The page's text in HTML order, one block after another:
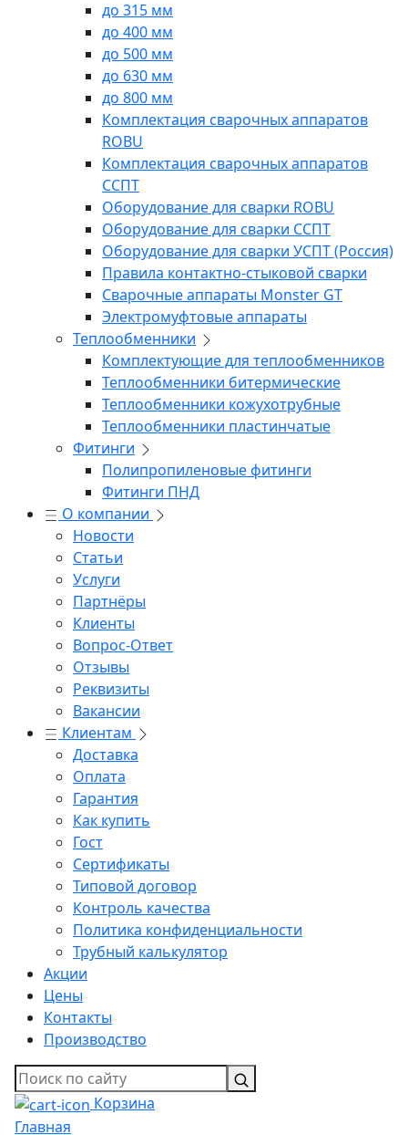
до 315 мм
до 400 мм
до 500 мм
до 630 мм
до 800 мм
Комплектация сварочных аппаратов
ROBU
Комплектация сварочных аппаратов
ССПТ
Оборудование для сварки ROBU
Оборудование для сварки ССПТ
Оборудование для сварки УСПТ (Россия)
Правила контактно-стыковой сварки
Сварочные аппараты Monster GT
Электромуфтовые аппараты
Теплообменники
Комплектующие для теплообменников
Теплообменники битермические
Теплообменники кожухотрубные
Теплообменники пластинчатые
Фитинги
Полипропиленовые фитинги
Фитинги ПНД
О компании
Новости
Статьи
Услуги
Партнёры
Клиенты
Вопрос-Ответ
Отзывы
Реквизиты
Вакансии
Клиентам
Доставка
Оплата
Гарантия
Как купить
Гост
Сертификаты
Типовой договор
Контроль качества
Политика конфиденциальности
Трубный калькулятор
Акции
Цены
Контакты
Производство
Корзина
Главная